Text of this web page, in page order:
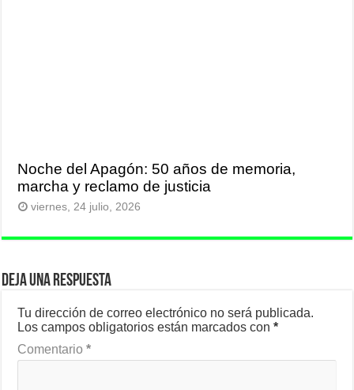
Noche del Apagón: 50 años de memoria,
marcha y reclamo de justicia
viernes, 24 julio, 2026
Deja una respuesta
Tu dirección de correo electrónico no será publicada.
Los campos obligatorios están marcados con*
Comentario*